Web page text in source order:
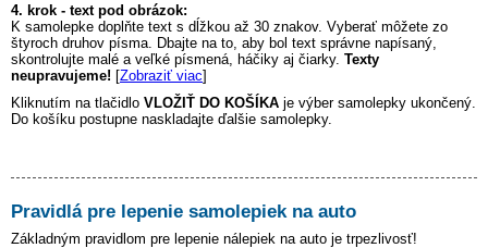
4. krok - text pod obrázok:
K samolepke doplňte text s dĺžkou až 30 znakov. Vyberať môžete zo
štyroch druhov písma. Dbajte na to, aby bol text správne napísaný,
skontrolujte malé a veľké písmená, háčiky aj čiarky. Texty
neupravujeme! [Zobraziť viac]
Kliknutím na tlačidlo VLOŽIŤ DO KOŠÍKA je výber samolepky ukončený.
Do košíku postupne naskladajte ďalšie samolepky.
Pravidlá pre lepenie samolepiek na auto
Základným pravidlom pre lepenie nálepiek na auto je trpezlivosť!